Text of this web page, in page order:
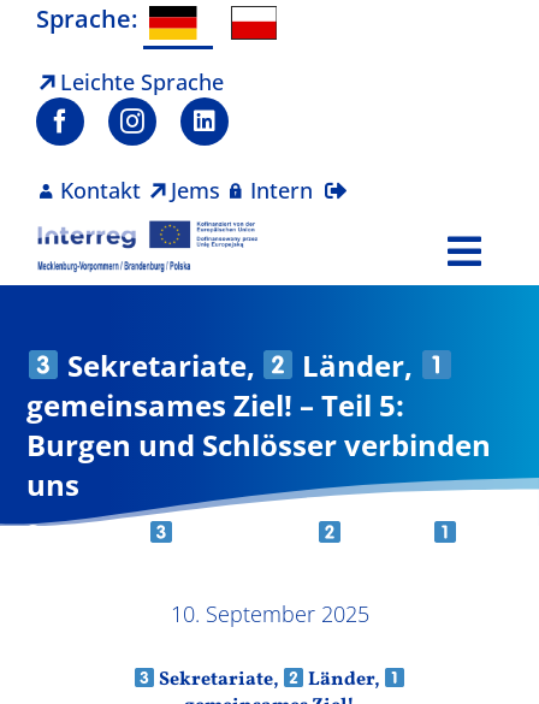
Zum
springen
Sprache:
Leichte Sprache
Kontakt Jems Intern
Projekte
Aktuelles
Sekretariate,
Länder,
gemeinsames Ziel! – Teil 5:
Burgen und Schlösser verbinden
uns
Startseite
10. September 2025
Sekretariate,
Länder,